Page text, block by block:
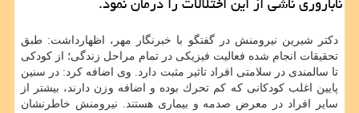
دكتر شیرین نیرومنش در گفتگو با خبرنگار مهر، اظهارداشت: طبق
تحقیقات انجام شده فعالیت فیزیكی در تمام مراحل زندگی؛ از كودكی
تا سالمندی در سلامتی افراد تاثیر مثبت دارد. وی اضافه كرد: در سنین
پایین اغلب كودكانی كه كم تحرك بوده و اضافه وزن دارند، بیشتر از
سایر افراد در معرض صدمه و بیماری هستند. نیرومنش خاطرنشان